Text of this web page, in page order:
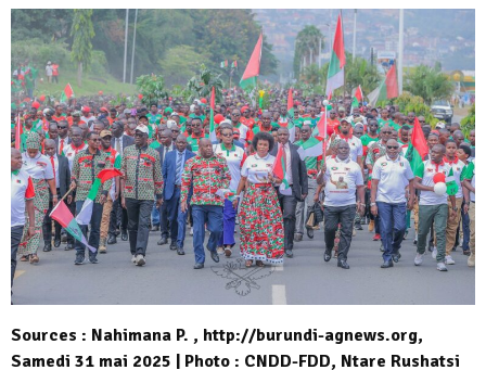
Sources : Nahimana P. , http://burundi-agnews.org,
Samedi 31 mai 2025 | Photo : CNDD-FDD, Ntare Rushatsi